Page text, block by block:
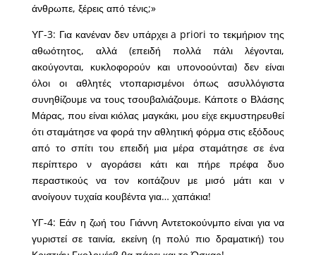
άνθρωπε, ξέρεις από τένις;»
ΥΓ-3: Για κανέναν δεν υπάρχει a priori το τεκμήριον της
αθωότητος, αλλά (επειδή πολλά πάλι λέγονται,
ακούγονται, κυκλοφορούν και υπονοούνται) δεν είναι
όλοι οι αθλητές ντοπαρισμένοι όπως ασυλλόγιστα
συνηθίζουμε να τους τσουβαλιάζουμε. Κάποτε ο Βλάσης
Μάρας, που είναι κιόλας μαγκάκι, μου είχε εκμυστηρευθεί
ότι σταμάτησε να φορά την αθλητική φόρμα στις εξόδους
από το σπίτι του επειδή μια μέρα σταμάτησε σε ένα
περίπτερο ν αγοράσει κάτι και πήρε πρέφα δυο
περαστικούς να τον κοιτάζουν με μισό μάτι και ν
ανοίγουν τυχαία κουβέντα για… χαπάκια!
ΥΓ-4: Εάν η ζωή του Γιάννη Αντετοκούνμπο είναι για να
γυριστεί σε ταινία, εκείνη (η πολύ πιο δραματική) του